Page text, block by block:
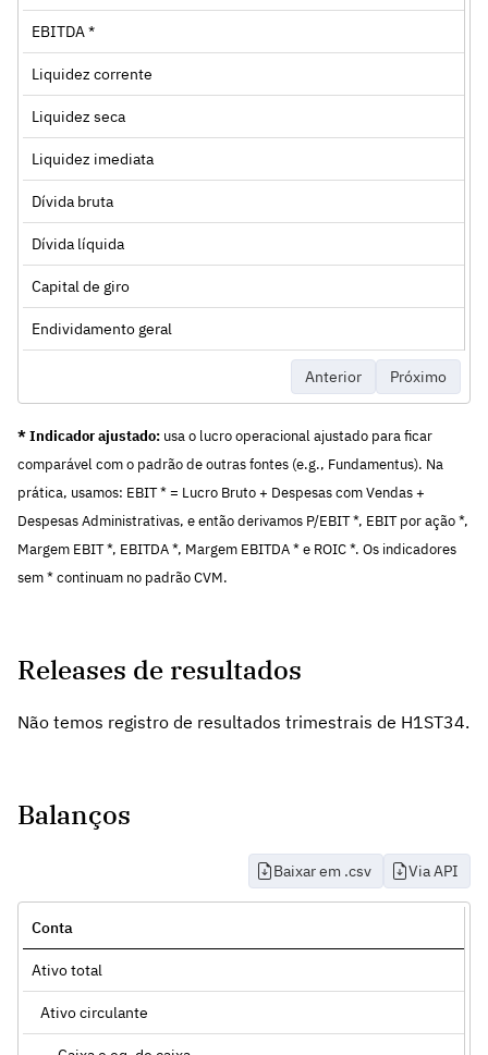
EBITDA *
Liquidez corrente
Liquidez seca
Liquidez imediata
Dívida bruta
Dívida líquida
Capital de giro
Endividamento geral
Anterior Próximo
* Indicador ajustado: usa o lucro operacional ajustado para ficar
comparável com o padrão de outras fontes (e.g., Fundamentus). Na
prática, usamos: EBIT * = Lucro Bruto + Despesas com Vendas +
Despesas Administrativas, e então derivamos P/EBIT *, EBIT por ação *,
Margem EBIT *, EBITDA *, Margem EBITDA * e ROIC *. Os indicadores
sem * continuam no padrão CVM.
Releases de resultados
Não temos registro de resultados trimestrais de H1ST34.
Balanços
Baixar em .csv Via API
Conta
Ativo total
Ativo circulante